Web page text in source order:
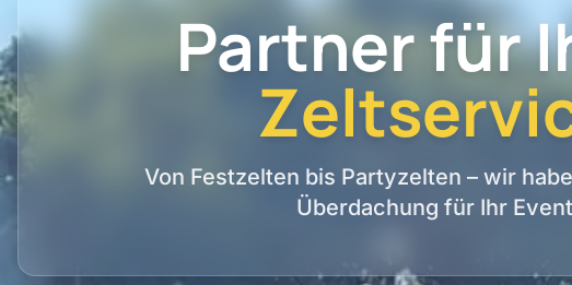
Partner für
Von Festzelten bis Partyzelten – wir
Überdachung für Ihr